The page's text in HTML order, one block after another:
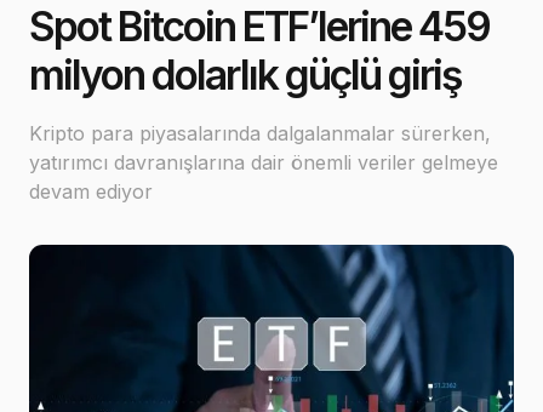
Spot Bitcoin ETF’lerine 459
milyon dolarlık güçlü giriş
Kripto para piyasalarında dalgalanmalar sürerken,
yatırımcı davranışlarına dair önemli veriler gelmeye
devam ediyor